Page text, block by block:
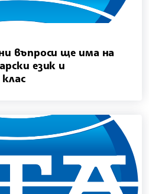
въпроси ще има на
език и